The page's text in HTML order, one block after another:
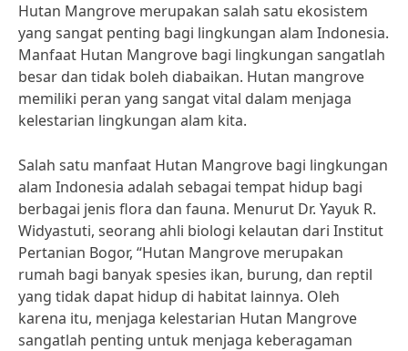
Hutan Mangrove merupakan salah satu ekosistem
yang sangat penting bagi lingkungan alam Indonesia.
Manfaat Hutan Mangrove bagi lingkungan sangatlah
besar dan tidak boleh diabaikan. Hutan mangrove
memiliki peran yang sangat vital dalam menjaga
kelestarian lingkungan alam kita.
Salah satu manfaat Hutan Mangrove bagi lingkungan
alam Indonesia adalah sebagai tempat hidup bagi
berbagai jenis flora dan fauna. Menurut Dr. Yayuk R.
Widyastuti, seorang ahli biologi kelautan dari Institut
Pertanian Bogor, “Hutan Mangrove merupakan
rumah bagi banyak spesies ikan, burung, dan reptil
yang tidak dapat hidup di habitat lainnya. Oleh
karena itu, menjaga kelestarian Hutan Mangrove
sangatlah penting untuk menjaga keberagaman